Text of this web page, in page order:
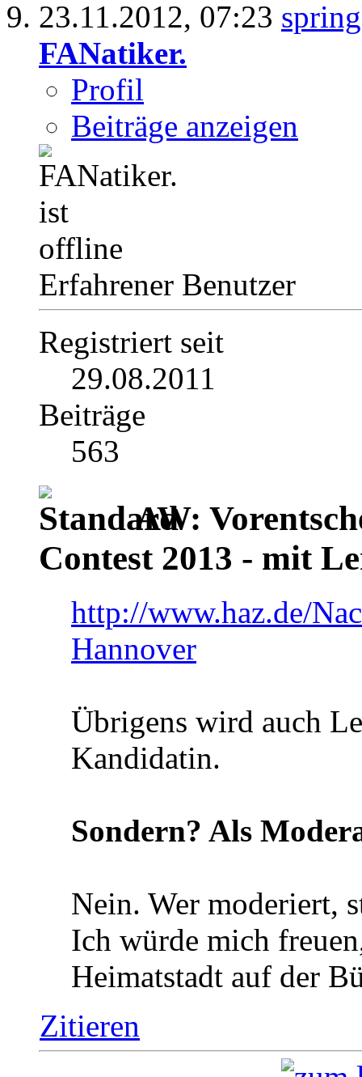
23.11.2012, 07:23
FANatiker.
Profil
Beiträge anzeigen
Erfahrener Benutzer
Registriert seit
29.08.2011
Beiträge
563
AW:
Contest 2013 - mit
http://www.haz.de/
Hannover
Übrigens wird auch
Kandidatin.
Sondern? Als
Nein. Wer moderiert,
Ich würde mich
Heimatstadt auf der
Zitieren